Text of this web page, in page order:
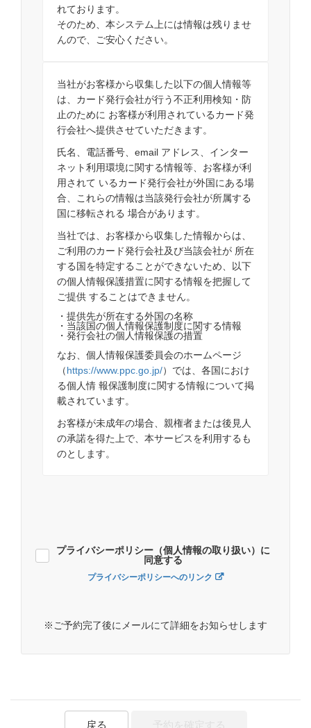
れております。
そのため、本システム上には情報は残りませ
んので、ご安心ください。
当社がお客様から収集した以下の個人情報等
は、カード発行会社が行う不正利用検知・防
止のために お客様が利用されているカード発
行会社へ提供させていただきます。
氏名、電話番号、email アドレス、インター
ネット利用環境に関する情報等、お客様が利
用されて いるカード発行会社が外国にある場
合、これらの情報は当該発行会社が所属する
国に移転される 場合があります。
当社では、お客様から収集した情報からは、
ご利用のカード発行会社及び当該会社が 所在
する国を特定することができないため、以下
の個人情報保護措置に関する情報を把握して
ご提供 することはできません。
・提供先が所在する外国の名称
・当該国の個人情報保護制度に関する情報
・発行会社の個人情報保護の措置
なお、個人情報保護委員会のホームページ
（https://www.ppc.go.jp/）では、各国におけ
る個人情 報保護制度に関する情報について掲
載されています。
お客様が未成年の場合、親権者または後見人
の承諾を得た上で、本サービスを利用するも
のとします。
プライバシーポリシー（個人情報の取り扱い）に
同意する
プライバシーポリシーへのリンク
※ご予約完了後にメールにて詳細をお知らせします
戻る